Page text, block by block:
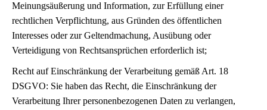
Meinungsäußerung und Information, zur Erfüllung einer
rechtlichen Verpflichtung, aus Gründen des öffentlichen
Interesses oder zur Geltendmachung, Ausübung oder
Verteidigung von Rechtsansprüchen erforderlich ist;
Recht auf Einschränkung der Verarbeitung gemäß Art. 18
DSGVO: Sie haben das Recht, die Einschränkung der
Verarbeitung Ihrer personenbezogenen Daten zu verlangen,